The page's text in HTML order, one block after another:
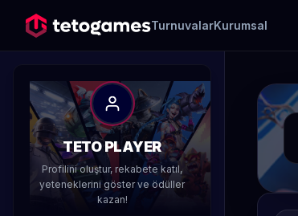
TurnuvalarKurumsal
TETO PLAYER
Profilini oluştur, rekabete katıl,
yeteneklerini göster ve ödüller
kazan!